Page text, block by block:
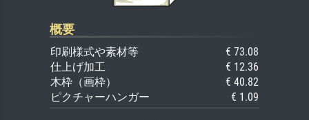
概要
印刷様式や素材等
€ 73.08
仕上げ加工
€ 12.36
木枠（画枠）
€ 40.82
ピクチャーハンガー
€ 1.09